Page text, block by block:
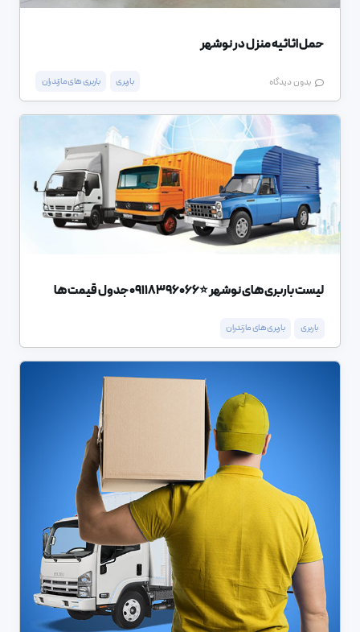
حمل اثاثیه منزل در نوشهر
بدون دیدگاه باربری باربری های مازندران
لیست باربری های نوشهر ⭐️09118396066 جدول قیمت ها
باربری باربری های مازندران